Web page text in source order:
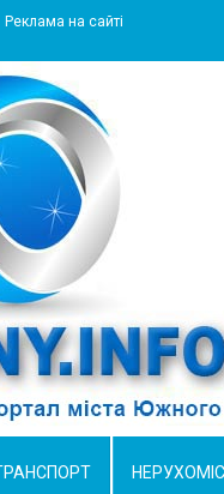
Реклама на сайті
города Южный